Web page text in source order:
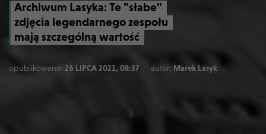
Archiwum Lasyka: Te "słabe"
zdjęcia legendarnego zespołu
mają szczególną wartość
opublikowano: 26 LIPCA 2021, 08:37 autor: Marek Lasyk